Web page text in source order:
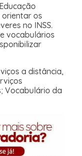
os
no INSS.
vocabulários
a distância,
Vocabulário da